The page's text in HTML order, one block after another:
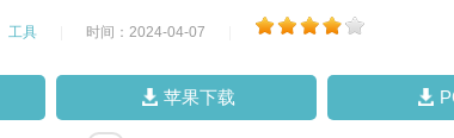
工具 时间：2024-04-07
苹果下载